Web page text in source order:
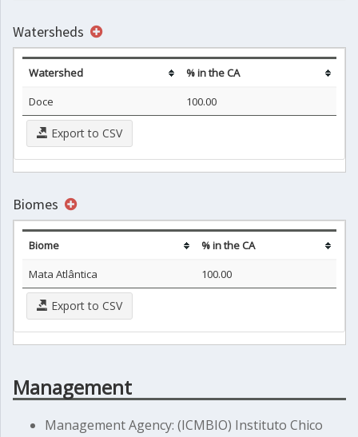
Watersheds
Watershed
% in the CA
Doce
100.00
Export to CSV
Biomes
Biome
% in the CA
Mata Atlântica
100.00
Export to CSV
Management
Management Agency: (ICMBIO) Instituto Chico